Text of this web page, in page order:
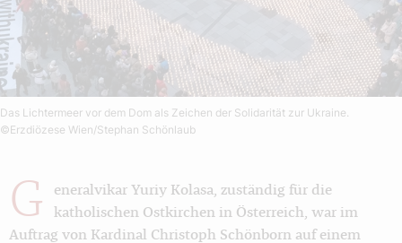
Das Lichtermeer vor dem Dom als Zeichen der Solidarität zur Ukraine.
©Erzdiözese Wien/Stephan Schönlaub
G
eneralvikar Yuriy Kolasa, zuständig für die
katholischen Ostkirchen in Österreich, war im
Auftrag von Kardinal Christoph Schönborn auf einem